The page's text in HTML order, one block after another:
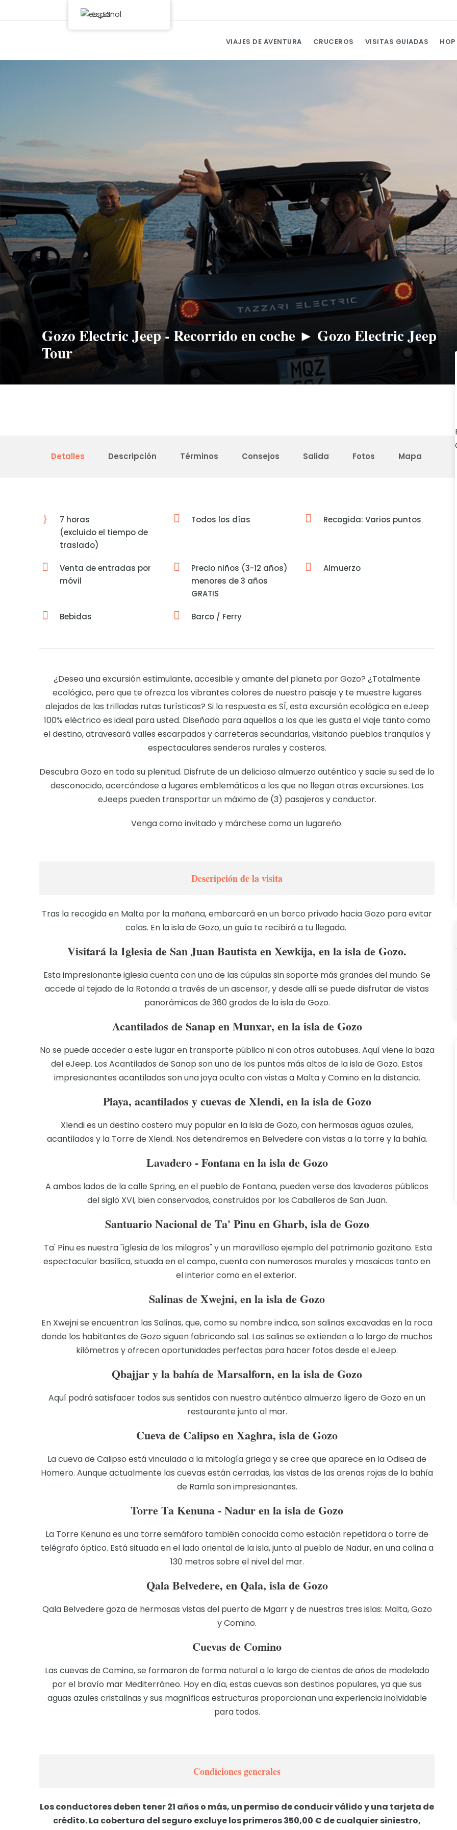
VIAJES DE AVENTURA CRUCEROS VISITAS GUIADAS
Gozo Electric Jeep - Recorrido en coche ► Gozo Electric Jeep
Tour
Detalles Descripción Términos Consejos Salida Fotos Mapa
7 horas
(excluido el tiempo de
traslado)
Todos los días Recogida: Varios puntos
Venta de entradas por
móvil
Precio niños (3-12 años)
menores de 3 años
GRATIS
Almuerzo
Bebidas Barco / Ferry
¿Desea una excursión estimulante, accesible y amante del planeta por Gozo? ¿Totalmente
ecológico, pero que te ofrezca los vibrantes colores de nuestro paisaje y te muestre lugares
alejados de las trilladas rutas turísticas? Si la respuesta es SÍ, esta excursión ecológica en eJeep
100% eléctrico es ideal para usted. Diseñado para aquellos a los que les gusta el viaje tanto como
el destino, atravesará valles escarpados y carreteras secundarias, visitando pueblos tranquilos y
espectaculares senderos rurales y costeros.
Descubra Gozo en toda su plenitud. Disfrute de un delicioso almuerzo auténtico y sacie su sed de lo
desconocido, acercándose a lugares emblemáticos a los que no llegan otras excursiones. Los
eJeeps pueden transportar un máximo de (3) pasajeros y conductor.
Venga como invitado y márchese como un lugareño.
Descripción de la visita
Tras la recogida en Malta por la mañana, embarcará en un barco privado hacia Gozo para evitar
colas. En la isla de Gozo, un guía te recibirá a tu llegada.
Visitará la Iglesia de San Juan Bautista en Xewkija, en la isla de Gozo.
Esta impresionante iglesia cuenta con una de las cúpulas sin soporte más grandes del mundo. Se
accede al tejado de la Rotonda a través de un ascensor, y desde allí se puede disfrutar de vistas
panorámicas de 360 grados de la isla de Gozo.
Acantilados de Sanap en Munxar, en la isla de Gozo
No se puede acceder a este lugar en transporte público ni con otros autobuses. Aquí viene la baza
del eJeep. Los Acantilados de Sanap son uno de los puntos más altos de la isla de Gozo. Estos
impresionantes acantilados son una joya oculta con vistas a Malta y Comino en la distancia.
Playa, acantilados y cuevas de Xlendi, en la isla de Gozo
Xlendi es un destino costero muy popular en la isla de Gozo, con hermosas aguas azules,
acantilados y la Torre de Xlendi. Nos detendremos en Belvedere con vistas a la torre y la bahía.
Lavadero - Fontana en la isla de Gozo
A ambos lados de la calle Spring, en el pueblo de Fontana, pueden verse dos lavaderos públicos
del siglo XVI, bien conservados, construidos por los Caballeros de San Juan.
Santuario Nacional de Ta' Pinu en Gharb, isla de Gozo
Ta' Pinu es nuestra "iglesia de los milagros" y un maravilloso ejemplo del patrimonio gozitano. Esta
espectacular basílica, situada en el campo, cuenta con numerosos murales y mosaicos tanto en
el interior como en el exterior.
Salinas de Xwejni, en la isla de Gozo
En Xwejni se encuentran las Salinas, que, como su nombre indica, son salinas excavadas en la roca
donde los habitantes de Gozo siguen fabricando sal. Las salinas se extienden a lo largo de muchos
kilómetros y ofrecen oportunidades perfectas para hacer fotos desde el eJeep.
Qbajjar y la bahía de Marsalforn, en la isla de Gozo
Aquí podrá satisfacer todos sus sentidos con nuestro auténtico almuerzo ligero de Gozo en un
restaurante junto al mar.
Cueva de Calipso en Xaghra, isla de Gozo
La cueva de Calipso está vinculada a la mitología griega y se cree que aparece en la Odisea de
Homero. Aunque actualmente las cuevas están cerradas, las vistas de las arenas rojas de la bahía
de Ramla son impresionantes.
Torre Ta Kenuna - Nadur en la isla de Gozo
La Torre Kenuna es una torre semáforo también conocida como estación repetidora o torre de
telégrafo óptico. Está situada en el lado oriental de la isla, junto al pueblo de Nadur, en una colina a
130 metros sobre el nivel del mar.
Qala Belvedere, en Qala, isla de Gozo
Qala Belvedere goza de hermosas vistas del puerto de Mgarr y de nuestras tres islas: Malta, Gozo
y Comino.
Cuevas de Comino
Las cuevas de Comino, se formaron de forma natural a lo largo de cientos de años de modelado
por el bravío mar Mediterráneo. Hoy en día, estas cuevas son destinos populares, ya que sus
aguas azules cristalinas y sus magníficas estructuras proporcionan una experiencia inolvidable
para todos.
Condiciones generales
Los conductores deben tener 21 años o más, un permiso de conducir válido y una tarjeta de
crédito. La cobertura del seguro excluye los primeros 350,00 € de cualquier siniestro,
Español